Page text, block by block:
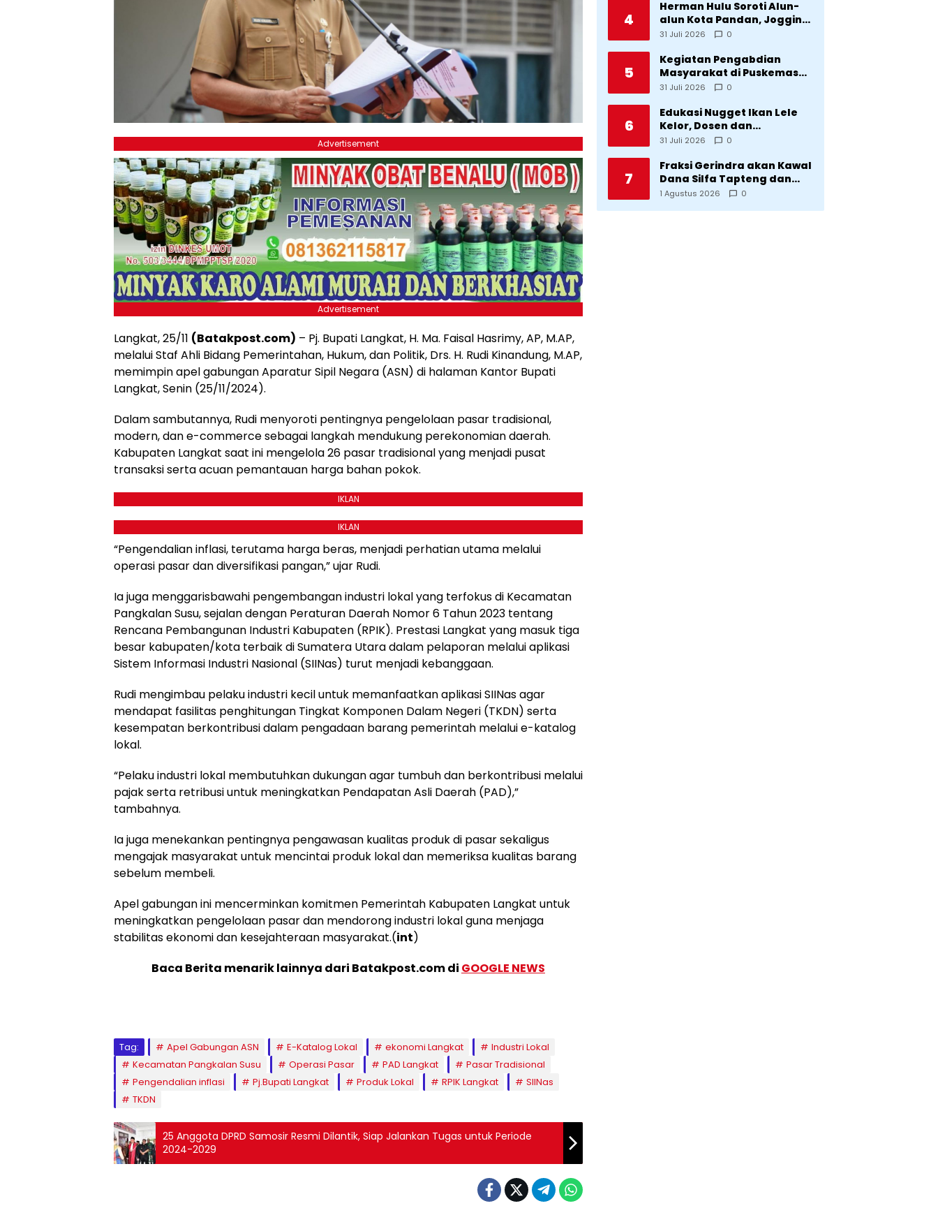
Advertisement
Advertisement
Langkat, 25/11 (Batakpost.com) – Pj. Bupati Langkat, H. Ma. Faisal Hasrimy, AP, M.AP,
melalui Staf Ahli Bidang Pemerintahan, Hukum, dan Politik, Drs. H. Rudi Kinandung, M.AP,
memimpin apel gabungan Aparatur Sipil Negara (ASN) di halaman Kantor Bupati
Langkat, Senin (25/11/2024).
Dalam sambutannya, Rudi menyoroti pentingnya pengelolaan pasar tradisional,
modern, dan e-commerce sebagai langkah mendukung perekonomian daerah.
Kabupaten Langkat saat ini mengelola 26 pasar tradisional yang menjadi pusat
transaksi serta acuan pemantauan harga bahan pokok.
IKLAN
IKLAN
“Pengendalian inflasi, terutama harga beras, menjadi perhatian utama melalui
operasi pasar dan diversifikasi pangan,” ujar Rudi.
Ia juga menggarisbawahi pengembangan industri lokal yang terfokus di Kecamatan
Pangkalan Susu, sejalan dengan Peraturan Daerah Nomor 6 Tahun 2023 tentang
Rencana Pembangunan Industri Kabupaten (RPIK). Prestasi Langkat yang masuk tiga
besar kabupaten/kota terbaik di Sumatera Utara dalam pelaporan melalui aplikasi
Sistem Informasi Industri Nasional (SIINas) turut menjadi kebanggaan.
Rudi mengimbau pelaku industri kecil untuk memanfaatkan aplikasi SIINas agar
mendapat fasilitas penghitungan Tingkat Komponen Dalam Negeri (TKDN) serta
kesempatan berkontribusi dalam pengadaan barang pemerintah melalui e-katalog
lokal.
“Pelaku industri lokal membutuhkan dukungan agar tumbuh dan berkontribusi melalui
pajak serta retribusi untuk meningkatkan Pendapatan Asli Daerah (PAD),”
tambahnya.
Ia juga menekankan pentingnya pengawasan kualitas produk di pasar sekaligus
mengajak masyarakat untuk mencintai produk lokal dan memeriksa kualitas barang
sebelum membeli.
Apel gabungan ini mencerminkan komitmen Pemerintah Kabupaten Langkat untuk
meningkatkan pengelolaan pasar dan mendorong industri lokal guna menjaga
stabilitas ekonomi dan kesejahteraan masyarakat.(int)
Baca Berita menarik lainnya dari Batakpost.com di GOOGLE NEWS
Tag: Apel Gabungan ASN E-Katalog Lokal ekonomi Langkat
Industri Lokal
Kecamatan Pangkalan Susu
Operasi Pasar PAD Langkat
Pasar Tradisional
Pengendalian inflasi
Pj.Bupati Langkat Produk Lokal RPIK Langkat
SIINas
TKDN
25 Anggota DPRD Samosir Resmi Dilantik, Siap Jalankan Tugas untuk Periode
2024-2029
4
Herman Hulu Soroti Alun-
alun Kota Pandan, Jogging
Track, Lampu Jalan Lingkar
31 Juli 2026 0
5
Kegiatan Pengabdian
Masyarakat di Puskemas
Sitadatada
31 Juli 2026 0
6
Edukasi Nugget Ikan Lele
Kelor, Dosen dan
Mahasiswa Dorong
Desa Silangkitang
Kecamatan Pahae Jae
31 Juli 2026 0
7
Fraksi Gerindra akan Kawal
Dana Silfa Tapteng dan
TKD Rp298 Miliar: Jangan
1 Agustus 2026 0